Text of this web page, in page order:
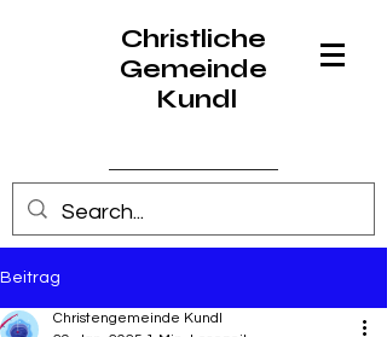
Christliche
Gemeinde
Kundl
Anmelden
Beitrag
Christengemeinde Kundl